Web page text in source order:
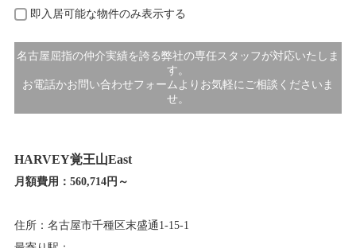
即入居可能な物件のみ表示する
名古屋屈指の仲介実績を誇る弊社の専任スタッフが対応いたしま
す。
お電話かお問い合わせフォームよりお気軽にご相談くださいま
せ。
HARVEY覚王山East
月額費用： 560,714円～
住所：名古屋市千種区末盛通1-15-1